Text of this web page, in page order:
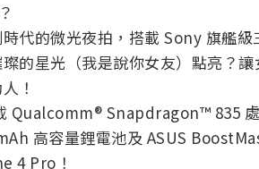
代的微光夜拍，搭載 Sony 旗艦
的星光（我是說你女友）點亮？
！
Qualcomm® Snapdragon™ 835
高容量鋰電池及 ASUS
4 Pro！